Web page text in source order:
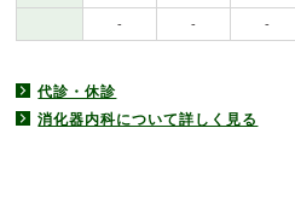
- - -
代診・休診
消化器内科について詳しく見る